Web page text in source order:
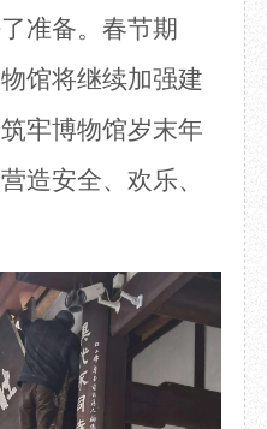
草堂书院
千诗碑
准备。 春节期
馆将继续加强建
牢博物馆岁末年
造安全、欢乐、